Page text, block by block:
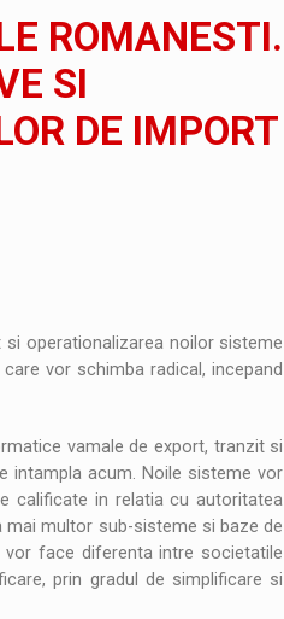
si afaceri
ROMANESTI.
SI
DE IMPORT
operationalizarea noilor sisteme
vor schimba radical, incepand
vamale de export, tranzit si
intampla acum. Noile sisteme vor
calificate in relatia cu autoritatea
multor sub-sisteme si baze de
face diferenta intre societatile
prin gradul de simplificare si